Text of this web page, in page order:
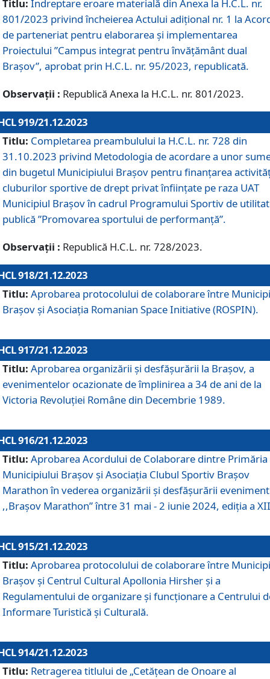
Titlu: Îndreptare eroare materială din Anexa la H.C.L. nr.
801/2023 privind încheierea Actului adițional nr. 1 la
de parteneriat pentru elaborarea și implementarea
Proiectului ”Campus integrat pentru învățământ dual
Brașov”, aprobat prin H.C.L. nr. 95/2023, republicată.
Observații : Republică Anexa la H.C.L. nr. 801/2023.
919/21.12.2023
Titlu: Completarea preambulului la H.C.L. nr. 728 din
31.10.2023 privind Metodologia de acordare a unor
din bugetul Municipiului Brașov pentru finanțarea
cluburilor sportive de drept privat înființate pe raza UAT
Municipiul Brașov în cadrul Programului Sportiv de
publică ”Promovarea sportului de performanță”.
Observații : Republică H.C.L. nr. 728/2023.
918/21.12.2023
Titlu: Aprobarea protocolului de colaborare între
Brașov și Asociația Romanian Space Initiative (ROSPIN).
917/21.12.2023
Titlu: Aprobarea organizării şi desfăşurării la Braşov, a
evenimentelor ocazionate de împlinirea a 34 de ani de la
Victoria Revoluţiei Române din Decembrie 1989.
916/21.12.2023
Titlu: Aprobarea Acordului de Colaborare dintre Primăria
Municipiului Brașov și Asociația Clubul Sportiv Brașov
Marathon în vederea organizării și desfășurării
,,Brașov Marathon” între 31 mai - 2 iunie 2024, ediția a
915/21.12.2023
Titlu: Aprobarea protocolului de colaborare între
Brașov și Centrul Cultural Apollonia Hirsher și a
Regulamentului de organizare și funcționare a Centrului
Informare Turistică și Culturală.
914/21.12.2023
Titlu: Retragerea titlului de „Cetățean de Onoare al